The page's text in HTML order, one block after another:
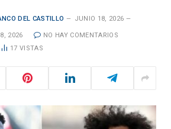
DEL CASTILLO JUNIO 18, 2026
2026
NO HAY COMENTARIOS
17 VISTAS